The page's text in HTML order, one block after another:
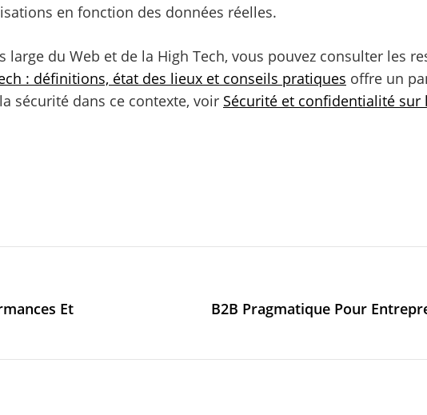
en fonction des données réelles.
du Web et de la High Tech, vous pouvez consulter les
: définitions, état des lieux et conseils pratiques offre un
sécurité dans ce contexte, voir Sécurité et confidentialité
Et
B2B Pragmatique Pour